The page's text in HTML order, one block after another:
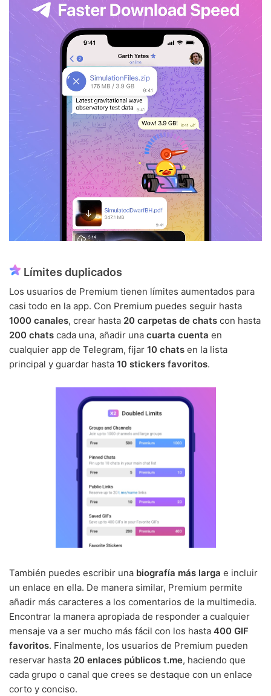
Límites duplicados
Los usuarios de Premium tienen límites aumentados para
casi todo en la app. Con Premium puedes seguir hasta
1000 canales, crear hasta 20 carpetas de chats con hasta
200 chats cada una, añadir una cuarta cuenta en
cualquier app de Telegram, fijar 10 chats en la lista
principal y guardar hasta 10 stickers favoritos.
También puedes escribir una biografía más larga e incluir
un enlace en ella. De manera similar, Premium permite
añadir más caracteres a los comentarios de la multimedia.
Encontrar la manera apropiada de responder a cualquier
mensaje va a ser mucho más fácil con los hasta 400 GIF
favoritos. Finalmente, los usuarios de Premium pueden
reservar hasta 20 enlaces públicos t.me, haciendo que
cada grupo o canal que crees se destaque con un enlace
corto y conciso.